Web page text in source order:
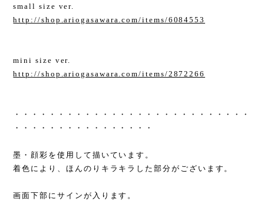
small size ver.
http://shop.ariogasawara.com/items/6084553
mini size ver.
http://shop.ariogasawara.com/items/2872266
・・・・・・・・・・・・・・・・・・・・・・・・・・・
・・・・・・・・・・・・・・・・
墨・顔彩を使用して描いています。
着色により、ほんのりキラキラした部分がございます。
画面下部にサインが入ります。